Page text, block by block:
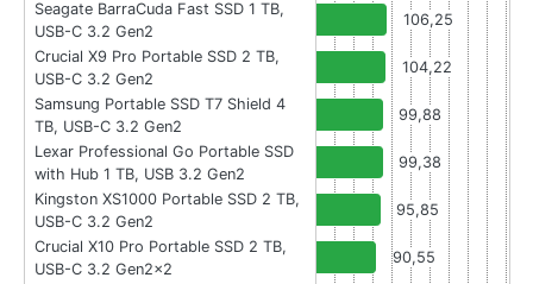
Seagate BarraCuda Fast SSD 1 TB,
USB-C 3.2 Gen2
106,25
Crucial X9 Pro Portable SSD 2 TB,
USB-C 3.2 Gen2
104,22
Samsung Portable SSD T7 Shield 4
TB, USB-C 3.2 Gen2
99,88
Lexar Professional Go Portable SSD
with Hub 1 TB, USB 3.2 Gen2
99,38
Kingston XS1000 Portable SSD 2 TB,
USB-C 3.2 Gen2
95,85
Crucial X10 Pro Portable SSD 2 TB,
USB-C 3.2 Gen2x2
90,55